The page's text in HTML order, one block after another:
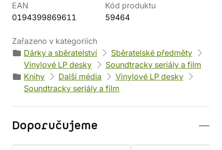
EAN
0194399869611
Kód produktu
59464
Zařazeno v kategoriích
Dárky a sběratelství
Sběratelské předměty
Vinylové LP desky
Soundtracky seriály a film
Knihy
Další média
Vinylové LP desky
Soundtracky seriály a film
Doporučujeme